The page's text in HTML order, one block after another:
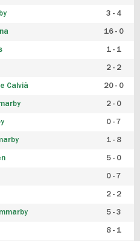
3 - 4
16 - 0
1 - 1
2 - 2
Calvià 20 - 0
2 - 0
0 - 7
1 - 8
5 - 0
0 - 7
2 - 2
5 - 3
8 - 1